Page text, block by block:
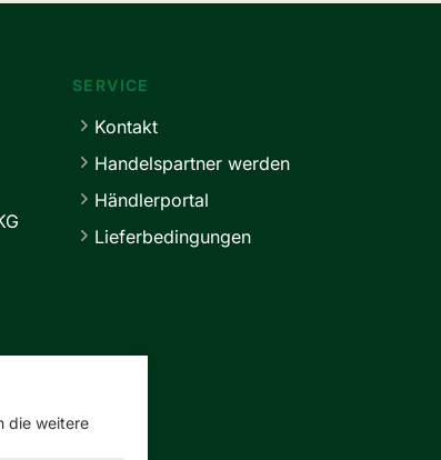
SERVICE
Kontakt
Handelspartner werden
Händlerportal
Lieferbedingungen
die weitere